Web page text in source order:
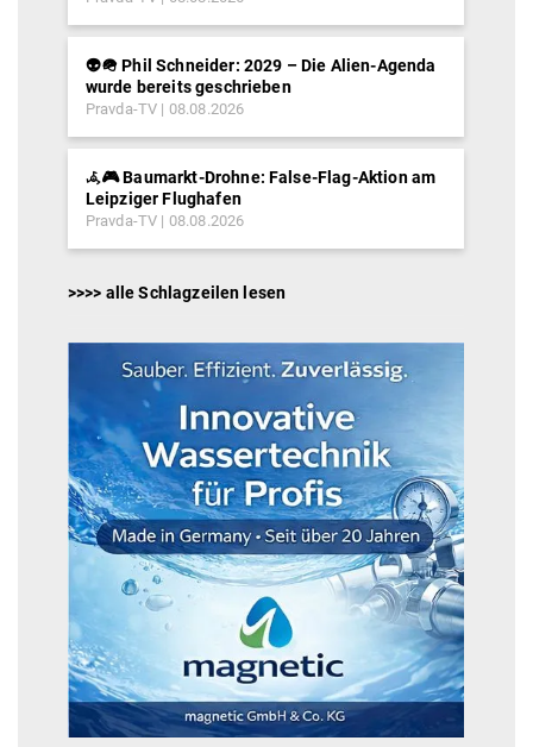
👽🪖 Phil Schneider: 2029 – Die Alien-Agenda
wurde bereits geschrieben
Pravda-TV 08.08.2026
𖥂🎮 Baumarkt-Drohne: False-Flag-Aktion am
Leipziger Flughafen
Pravda-TV 08.08.2026
>>>> alle Schlagzeilen lesen